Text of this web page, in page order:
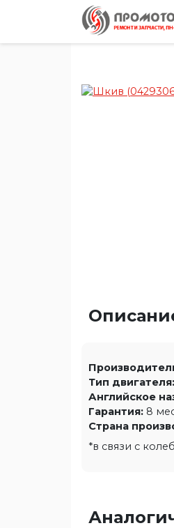
Тип двигателя:
Английское
Гарантия: 8
Страна
*в связи с